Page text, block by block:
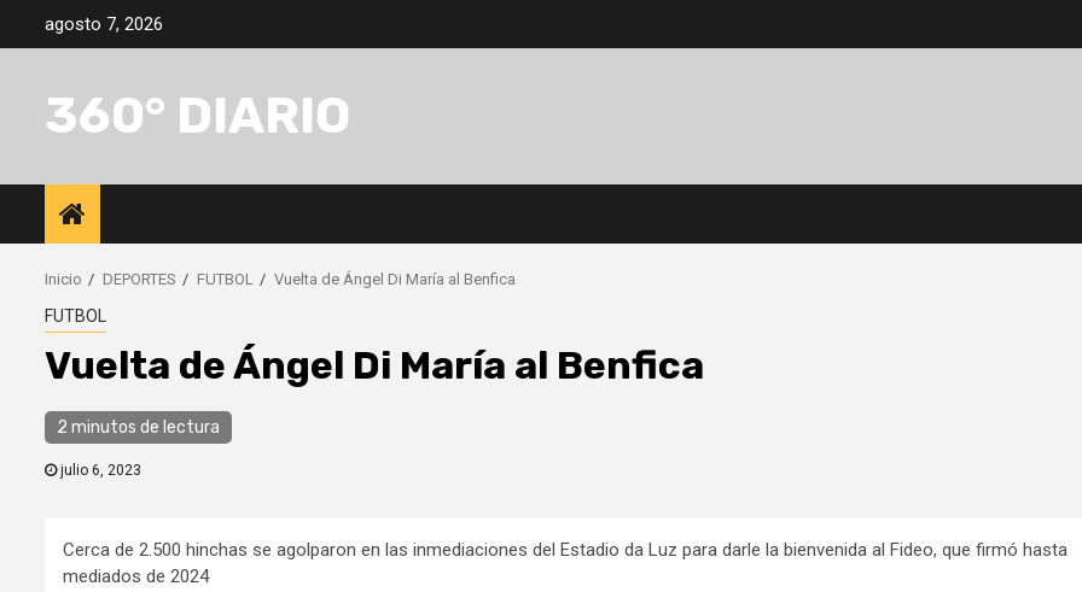
agosto 7, 2026
360° DIARIO
Inicio DEPORTES FUTBOL Vuelta de Ángel Di María al Benfica
FUTBOL
Vuelta de Ángel Di María al Benfica
2 minutos de lectura
julio 6, 2023
Cerca de 2.500 hinchas se agolparon en las inmediaciones del Estadio da Luz para darle la bienvenida al Fideo, que firmó hasta
mediados de 2024